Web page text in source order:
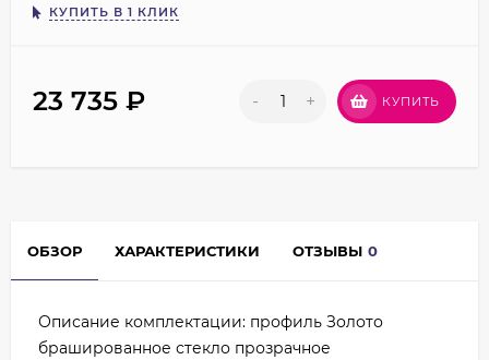
КУПИТЬ В 1 КЛИК
23 735 ₽ - + КУПИТЬ
ОБЗОР ХАРАКТЕРИСТИКИ ОТЗЫВЫ 0
Описание комплектации: профиль Золото
брашированное стекло прозрачное